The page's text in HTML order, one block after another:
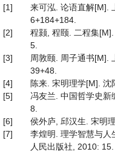
[1]
来可泓. 论语直解[M].
6+184+184.
[2]
程颢, 程颐. 二程集
5.
[3]
周敦颐. 周子通书[M].
39+48.
[4]
陈来. 宋明理学[M]. 沈
[5]
冯友兰. 中国哲学史
8.
[6]
侯外庐, 邱汉生. 宋明
[7]
李煌明. 理学智慧与人
人民出版社, 2010: 15.